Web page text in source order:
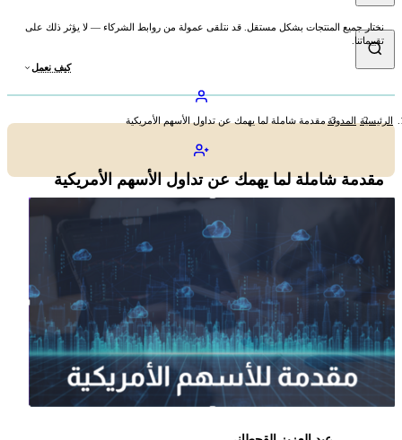
نختار جميع المنتجات بشكل مستقل. قد نتلقى عمولة من روابط الشركاء — لا يؤثر ذلك على
تقييماتنا.
كيف نعمل
الرئيسية المدونة مقدمة شاملة لما يهمك عن تداول الأسهم الأمريكية
مقدمة شاملة لما يهمك عن تداول الأسهم الأمريكية